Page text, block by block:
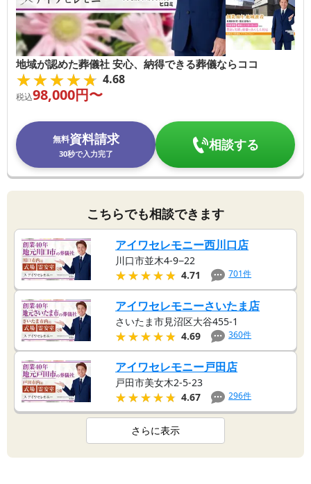
地域が認めた葬儀社 安心、納得できる葬儀ならココ
★★★★★
★★★★★ 4.68
税込98,000円〜
無料資料請求
30秒で入力完了
相談する
こちらでも相談できます
アイワセレモニー西川口店
川口市並木4-9−22
★★★★★
★★★★★ 4.71 701件
アイワセレモニーさいたま店
さいたま市見沼区大谷455-1
★★★★★
★★★★★ 4.69 360件
アイワセレモニー戸田店
戸田市美女木2-5-23
★★★★★
★★★★★ 4.67 296件
さらに表示